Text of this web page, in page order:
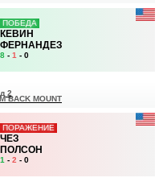
ПОБЕДА
КЕВИН
ФЕРНАНДЕЗ
8 - 1 - 0
2
BACK MOUNT
ПОРАЖЕНИЕ
ЧЕЗ
ПОЛСОН
1 - 2 - 0